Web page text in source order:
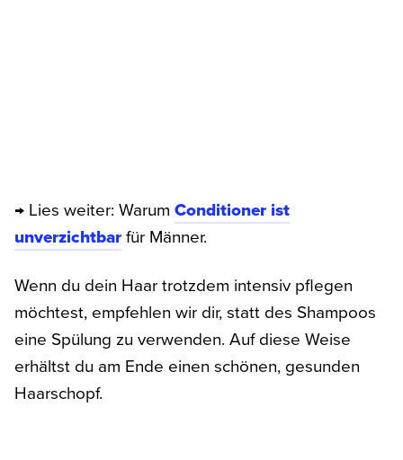
→ Lies weiter: Warum Conditioner ist
unverzichtbarfür Männer.
Wenn du dein Haar trotzdem intensiv pflegen
möchtest, empfehlen wir dir, statt des Shampoos
eine Spülung zu verwenden. Auf diese Weise
erhältst du am Ende einen schönen, gesunden
Haarschopf.